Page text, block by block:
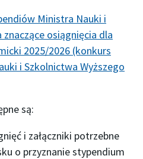
Ministra Nauki i
osiągnięcia dla
2025/2026 (konkurs
i Szkolnictwa Wyższego
są:
i załączniki potrzebne
o przyznanie stypendium